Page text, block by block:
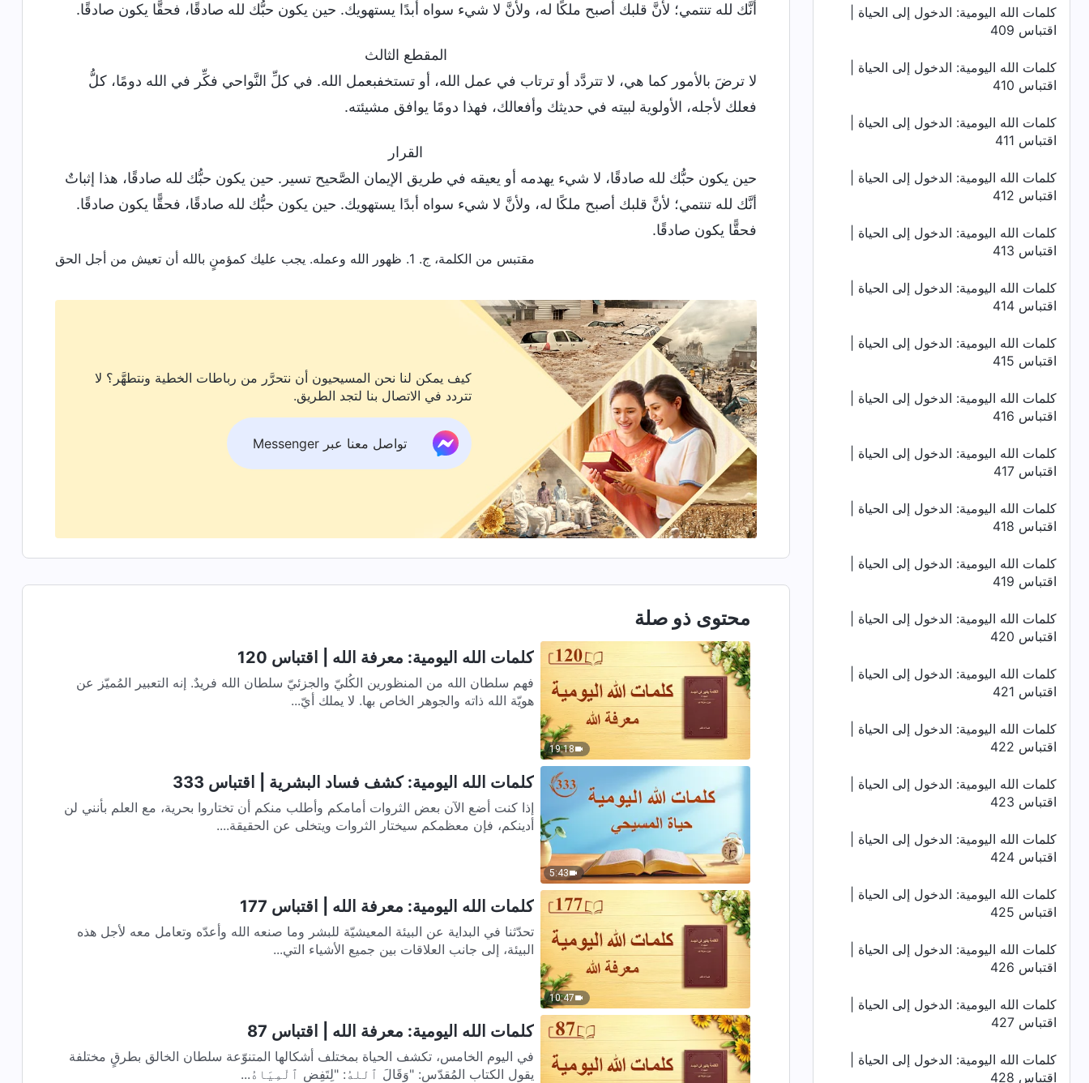
كلمات الله اليومية: الدخول إلى الحياة |
اقتباس 409
كلمات الله اليومية: الدخول إلى الحياة |
اقتباس 410
كلمات الله اليومية: الدخول إلى الحياة |
اقتباس 411
كلمات الله اليومية: الدخول إلى الحياة |
اقتباس 412
كلمات الله اليومية: الدخول إلى الحياة |
اقتباس 413
كلمات الله اليومية: الدخول إلى الحياة |
اقتباس 414
كلمات الله اليومية: الدخول إلى الحياة |
اقتباس 415
كلمات الله اليومية: الدخول إلى الحياة |
اقتباس 416
كلمات الله اليومية: الدخول إلى الحياة |
اقتباس 417
كلمات الله اليومية: الدخول إلى الحياة |
اقتباس 418
كلمات الله اليومية: الدخول إلى الحياة |
اقتباس 419
كلمات الله اليومية: الدخول إلى الحياة |
اقتباس 420
كلمات الله اليومية: الدخول إلى الحياة |
اقتباس 421
كلمات الله اليومية: الدخول إلى الحياة |
اقتباس 422
كلمات الله اليومية: الدخول إلى الحياة |
اقتباس 423
كلمات الله اليومية: الدخول إلى الحياة |
اقتباس 424
كلمات الله اليومية: الدخول إلى الحياة |
اقتباس 425
كلمات الله اليومية: الدخول إلى الحياة |
اقتباس 426
كلمات الله اليومية: الدخول إلى الحياة |
اقتباس 427
كلمات الله اليومية: الدخول إلى الحياة |
اقتباس 428
أنَّك لله تنتمي؛ لأنَّ قلبك أصبح ملكًا له، ولأنَّ لا شيء سواه أبدًا يستهويك. حين يكون حبُّك لله صادقًا، فحقًّا يكون صادقًا.
المقطع الثالث
لا ترضَ بالأمور كما هي، لا تتردَّد أو ترتاب في عمل الله، أو تستخفبعمل الله. في كلِّ النَّواحي فكِّر في الله دومًا، كلُّ
فعلك لأجله، الأولوية لبيته في حديثك وأفعالك، فهذا دومًا يوافق مشيئته.
القرار
حين يكون حبُّك لله صادقًا، لا شيء يهدمه أو يعيقه في طريق الإيمان الصَّحيح تسير. حين يكون حبُّك لله صادقًا، هذا إثباتٌ
أنَّك لله تنتمي؛ لأنَّ قلبك أصبح ملكًا له، ولأنَّ لا شيء سواه أبدًا يستهويك. حين يكون حبُّك لله صادقًا، فحقًّا يكون صادقًا.
فحقًّا يكون صادقًا.
مقتبس من الكلمة، ج. 1. ظهور الله وعمله. يجب عليك كمؤمنٍ بالله أن تعيش من أجل الحق
كيف يمكن لنا نحن المسيحيون أن نتحرَّر من رباطات الخطية ونتطهَّر؟ لا
تتردد في الاتصال بنا لتجد الطريق.
تواصل معنا عبر Messenger
محتوى ذو صلة
19:18
كلمات الله اليومية: معرفة الله | اقتباس 120
فهم سلطان الله من المنظورين الكُليّ والجزئيّ سلطان الله فريدٌ. إنه التعبير المُميّز عن
هويّة الله ذاته والجوهر الخاص بها. لا يملك أيّ...
5:43
كلمات الله اليومية: كشف فساد البشرية | اقتباس 333
إذا كنت أضع الآن بعض الثروات أمامكم وأطلب منكم أن تختاروا بحرية، مع العلم بأنني لن
أدينكم، فإن معظمكم سيختار الثروات ويتخلى عن الحقيقة....
10:47
كلمات الله اليومية: معرفة الله | اقتباس 177
تحدّثنا في البداية عن البيئة المعيشيّة للبشر وما صنعه الله وأعدّه وتعامل معه لأجل هذه
البيئة، إلى جانب العلاقات بين جميع الأشياء التي...
كلمات الله اليومية: معرفة الله | اقتباس 87
في اليوم الخامس، تكشف الحياة بمختلف أشكالها المتنوّعة سلطان الخالق بطرقٍ مختلفة
يقول الكتاب المُقدّس: "وَقَالَ ٱللهُ: "لِتَفِضِ ٱلْمِيَاهُ...